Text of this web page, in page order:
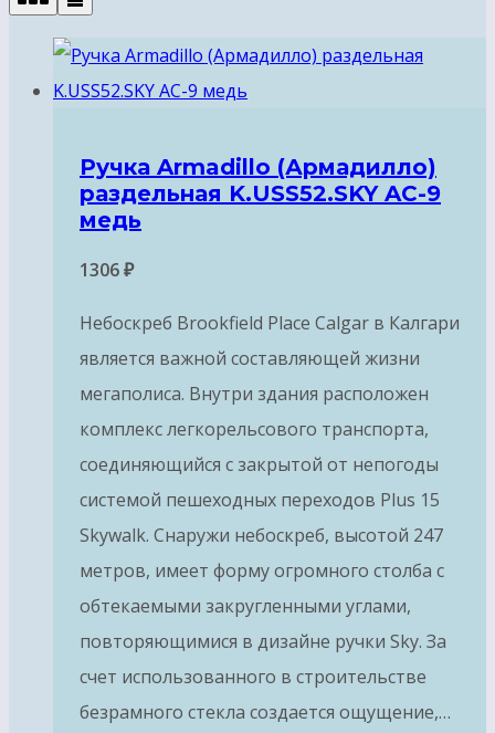
Ручка Armadillo (Армадилло)
раздельная K.USS52.SKY AC-9
медь
1306₽
Небоскреб Brookfield Place Calgar в Калгари
является важной составляющей жизни
мегаполиса. Внутри здания расположен
комплекс легкорельсового транспорта,
соединяющийся с закрытой от непогоды
системой пешеходных переходов Plus 15
Skywalk. Снаружи небоскреб, высотой 247
метров, имеет форму огромного столба с
обтекаемыми закругленными углами,
повторяющимися в дизайне ручки Sky. За
счет использованного в строительстве
безрамного стекла создается ощущение,…